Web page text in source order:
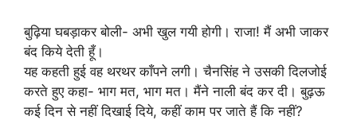
बुढ़िया घबड़ाकर बोली- अभी खुल गयी होगी। राजा! मैं अभी जाकर
बंद किये देती हूँ।
यह कहती हुई वह थरथर काँपने लगी। चैनसिंह ने उसकी दिलजोई
करते हुए कहा- भाग मत, भाग मत। मैंने नाली बंद कर दी। बुढ़ऊ
कई दिन से नहीं दिखाई दिये, कहीं काम पर जाते हैं कि नहीं?